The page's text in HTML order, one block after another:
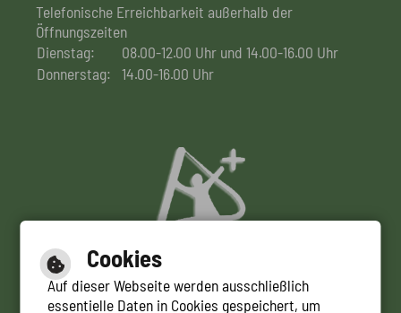
Telefonische Erreichbarkeit außerhalb der
Öffnungszeiten
Dienstag:
08.00-12.00 Uhr und 14.00-16.00 Uhr
Donnerstag: 14.00-16.00 Uhr
Cookies
Auf dieser Webseite werden ausschließlich
essentielle Daten in Cookies gespeichert, um